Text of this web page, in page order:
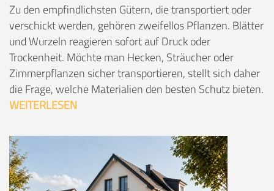
Zu den empfindlichsten Gütern, die transportiert oder
verschickt werden, gehören zweifellos Pflanzen. Blätter
und Wurzeln reagieren sofort auf Druck oder
Trockenheit. Möchte man Hecken, Sträucher oder
Zimmerpflanzen sicher transportieren, stellt sich daher
die Frage, welche Materialien den besten Schutz bieten.
WEITERLESEN